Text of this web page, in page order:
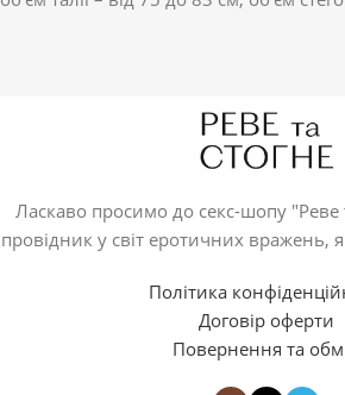
Ласкаво просимо до секс-шопу
провідник у світ еротичних вражень,
Політика
Договір оферти
Повернення та